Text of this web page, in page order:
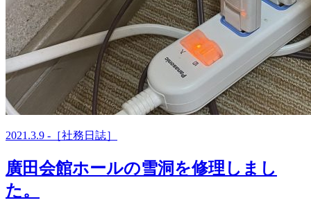
2021.3.9 -［社務日誌］
廣田会館ホールの雪洞を修理しまし
た。